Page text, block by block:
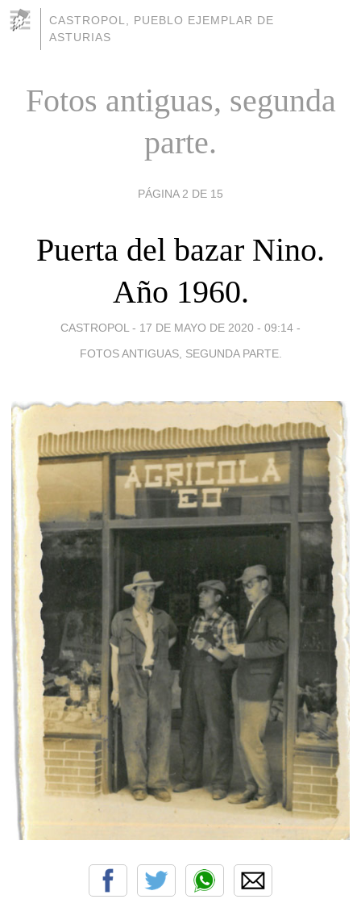
CASTROPOL, PUEBLO EJEMPLAR DE
ASTURIAS
Fotos antiguas, segunda
parte.
PÁGINA 2 DE 15
Puerta del bazar Nino.
Año 1960.
CASTROPOL - 17 DE MAYO DE 2020 - 09:14 -
FOTOS ANTIGUAS, SEGUNDA PARTE.